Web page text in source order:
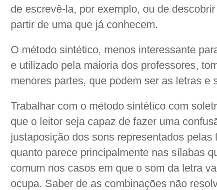
de escrevê-la, por exemplo, ou de
partir de uma que já conhecem.
O método sintético, menos interessante
e utilizado pela maioria dos professores,
menores partes, que podem ser as letras e
Trabalhar com o método sintético com
que o leitor seja capaz de fazer uma
justaposição dos sons representados
quanto parece principalmente nas sílabas
comum nos casos em que o som da letra
ocupa. Saber de as combinações não